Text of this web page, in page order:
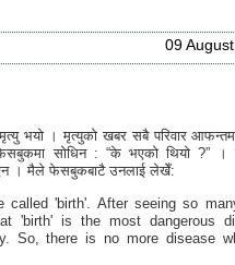
09
भयो । मृत्युको खबर सबै परिवार
सोधिन : “के भएको थियो ?” ।
। मैले फेसबुकबाटै उनलाई लेखेँ:
called 'birth'. After seeing so
'birth' is the most dangerous
So, there is no more disease